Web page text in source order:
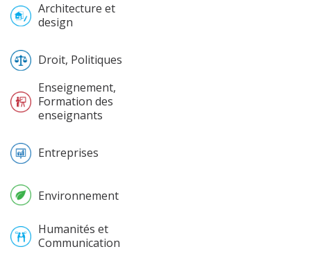
Architecture et
design
Droit, Politiques
Enseignement,
Formation des
enseignants
Entreprises
Environnement
Humanités et
Communication